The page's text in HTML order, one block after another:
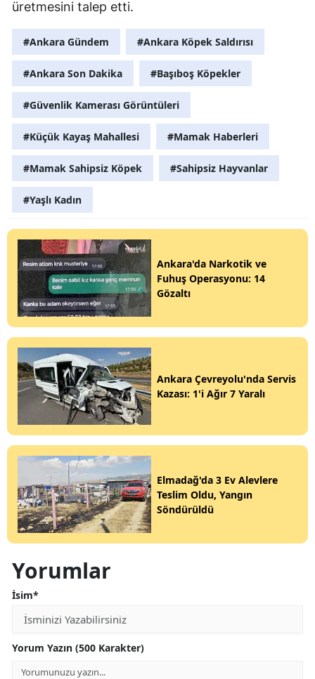
üretmesini talep etti.
#Ankara Gündem #Ankara Köpek Saldırısı
#Ankara Son Dakika #Başıboş Köpekler
#Güvenlik Kamerası Görüntüleri
#Küçük Kayaş Mahallesi #Mamak Haberleri
#Mamak Sahipsiz Köpek #Sahipsiz Hayvanlar
#Yaşlı Kadın
Ankara'da Narkotik ve
Fuhuş Operasyonu: 14
Gözaltı
Ankara Çevreyolu'nda Servis
Kazası: 1'i Ağır 7 Yaralı
Elmadağ'da 3 Ev Alevlere
Teslim Oldu, Yangın
Söndürüldü
Yorumlar
İsim*
Yorum Yazın (500 Karakter)